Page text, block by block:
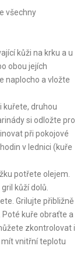
všechny
kůži na krku a u
obou jejích
naplocho a vložte
kuřete, druhou
si odložte pro
při pokojové
v lednici (kuře
potřete olejem.
kůží dolů.
Grilujte přibližně
Poté kuře obraťte a
zkontrolovat i
vnitřní teplotu